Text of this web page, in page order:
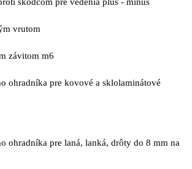
vrutom
závitom m6
ohradníka pre kovové a sklolaminátové
ohradníka pre laná, lanká, drôty do 8 mm na